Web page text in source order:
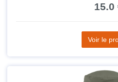
15.0
Voir le